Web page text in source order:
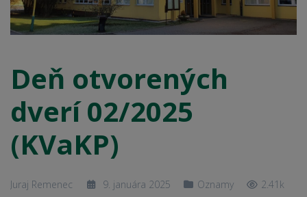
Deň otvorených
dverí 02/2025
(KVaKP)
Juraj Remenec 9. januára 2025 Oznamy
2.41k